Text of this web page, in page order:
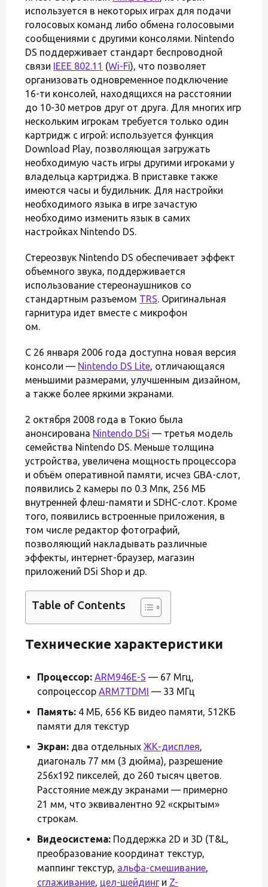
используется в некоторых играх для подачи
голосовых команд либо обмена голосовыми
сообщениями с другими консолями. Nintendo
DS поддерживает стандарт беспроводной
связи IEEE 802.11 (Wi-Fi), что позволяет
организовать одновременное подключение
16-ти консолей, находящихся на расстоянии
до 10-30 метров друг от друга. Для многих игр
нескольким игрокам требуется только один
картридж с игрой: используется функция
Download Play, позволяющая загружать
необходимую часть игры другими игроками у
владельца картриджа. В приставке также
имеются часы и будильник. Для настройки
необходимого языка в игре зачастую
необходимо изменить язык в самих
настройках Nintendo DS.
Стереозвук Nintendo DS обеспечивает эффект
объемного звука, поддерживается
использование стереонаушников со
стандартным разъемом TRS. Оригинальная
гарнитура идет вместе с микрофон
ом.
С 26 января 2006 года доступна новая версия
консоли — Nintendo DS Lite, отличающаяся
меньшими размерами, улучшенным дизайном,
а также более яркими экранами.
2 октября 2008 года в Токио была
анонсирована Nintendo DSi — третья модель
семейства Nintendo DS. Меньше толщина
устройства, увеличена мощность процессора
и объём оперативной памяти, исчез GBA-слот,
появились 2 камеры по 0.3 Мпк, 256 МБ
внутренней флеш-памяти и SDHC-слот. Кроме
того, появились встроенные приложения, в
том числе редактор фотографий,
позволяющий накладывать различные
эффекты, интернет-браузер, магазин
приложений DSi Shop и др.
Table of Contents
Технические характеристики
Процессор: ARM946E-S — 67 Мгц,
сопроцессор ARM7TDMI — 33 МГц
Память: 4 МБ, 656 КБ видео памяти, 512КБ
памяти для текстур
Экран: два отдельных ЖК-дисплея,
диагональ 77 мм (3 дюйма), разрешение
256х192 пикселей, до 260 тысяч цветов.
Расстояние между экранами — примерно
21 мм, что эквивалентно 92 «скрытым»
строкам.
Видеосистема: Поддержка 2D и 3D (T&L,
преобразование координат текстур,
маппинг текстур, альфа-смешивание,
сглаживание, цел-шейдинги Z-